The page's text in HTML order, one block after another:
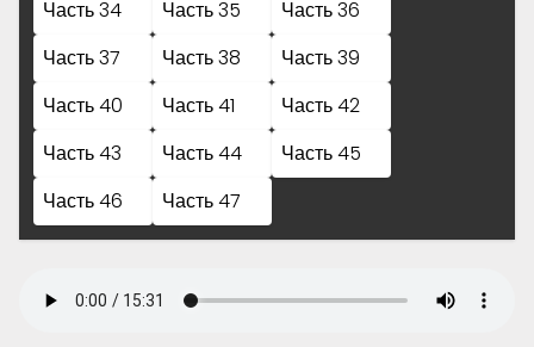
Часть 34
Часть 35
Часть 36
Часть 37
Часть 38
Часть 39
Часть 40
Часть 41
Часть 42
Часть 43
Часть 44
Часть 45
Часть 46
Часть 47